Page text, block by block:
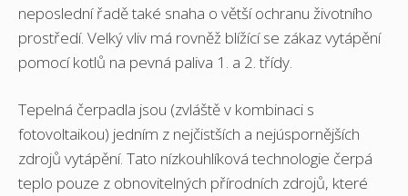
neposlední řadě také snaha o větší ochranu životního
prostředí. Velký vliv má rovněž blížící se zákaz vytápění
pomocí kotlů na pevná paliva 1. a 2. třídy.
Tepelná čerpadla jsou (zvláště v kombinaci s
fotovoltaikou) jedním z nejčistších a nejúspornějších
zdrojů vytápění. Tato nízkouhlíková technologie čerpá
teplo pouze z obnovitelných přírodních zdrojů, které